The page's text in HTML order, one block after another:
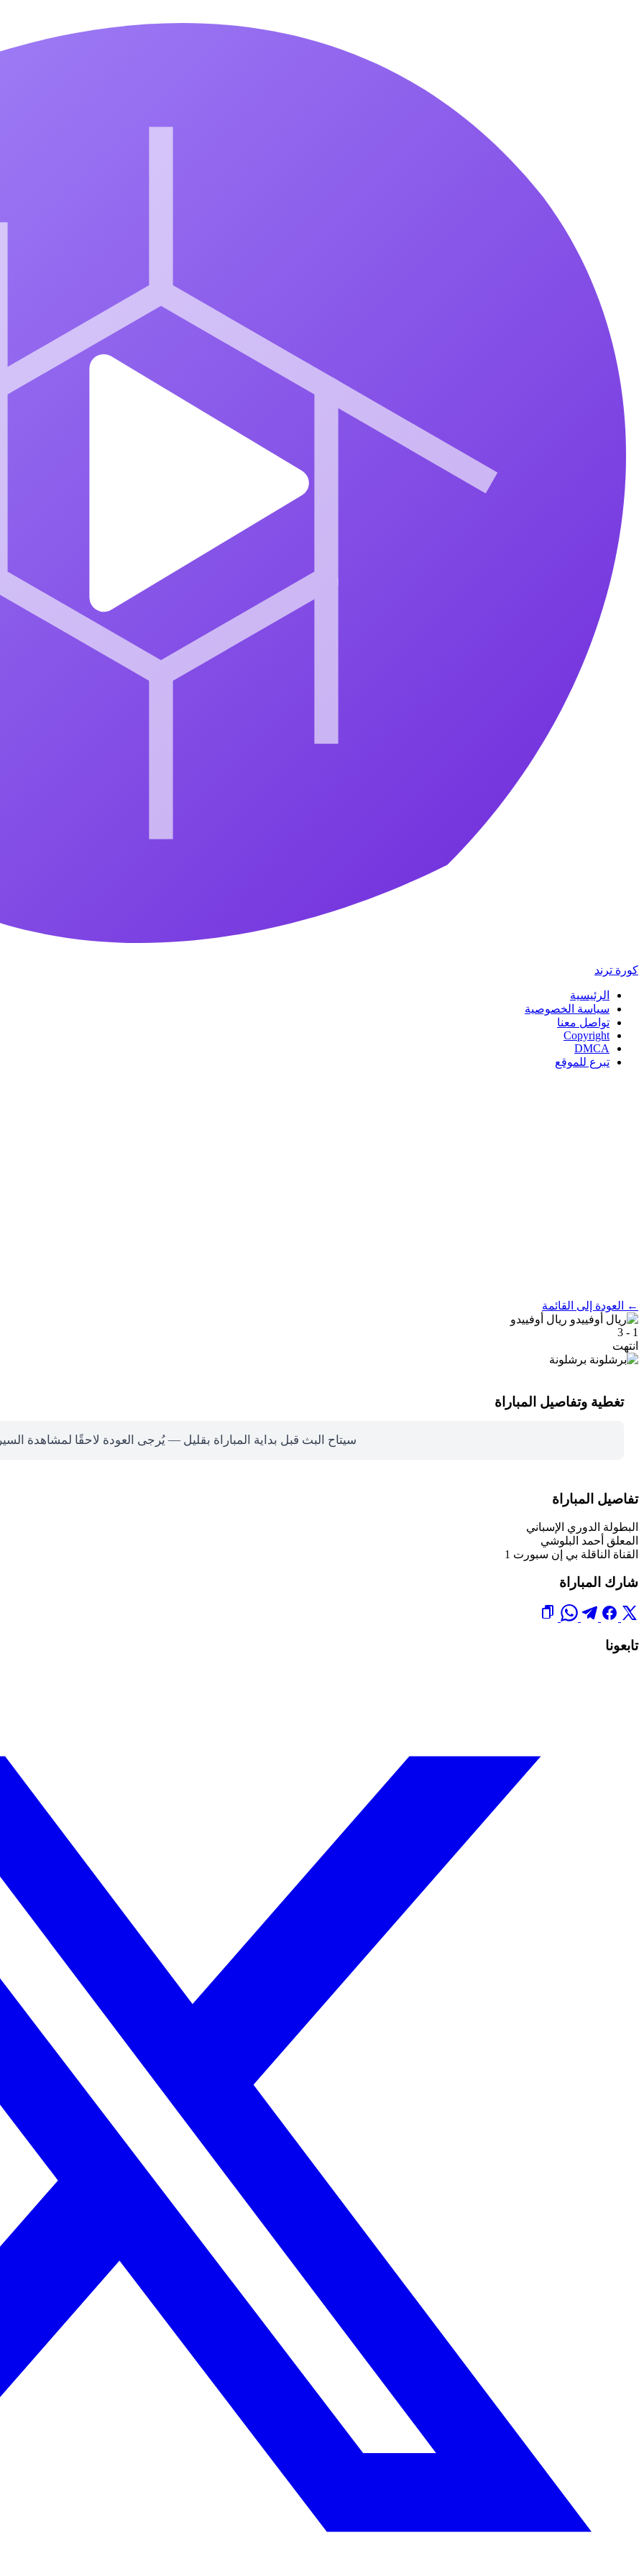
كورة ترند
الرئيسية
سياسة الخصوصية
تواصل معنا
Copyright
DMCA
تبرع للموقع
← العودة إلى القائمة
ريال أوفييدو
1 - 3
انتهت
برشلونة
تغطية وتفاصيل المباراة
سيتاح البث قبل بداية المباراة بقليل — يُرجى العودة لاحقًا لمشاهدة
تفاصيل المباراة
البطولة الدوري الإسباني
المعلق أحمد البلوشي
القناة الناقلة بي إن سبورت 1
شارك المباراة
تابعونا